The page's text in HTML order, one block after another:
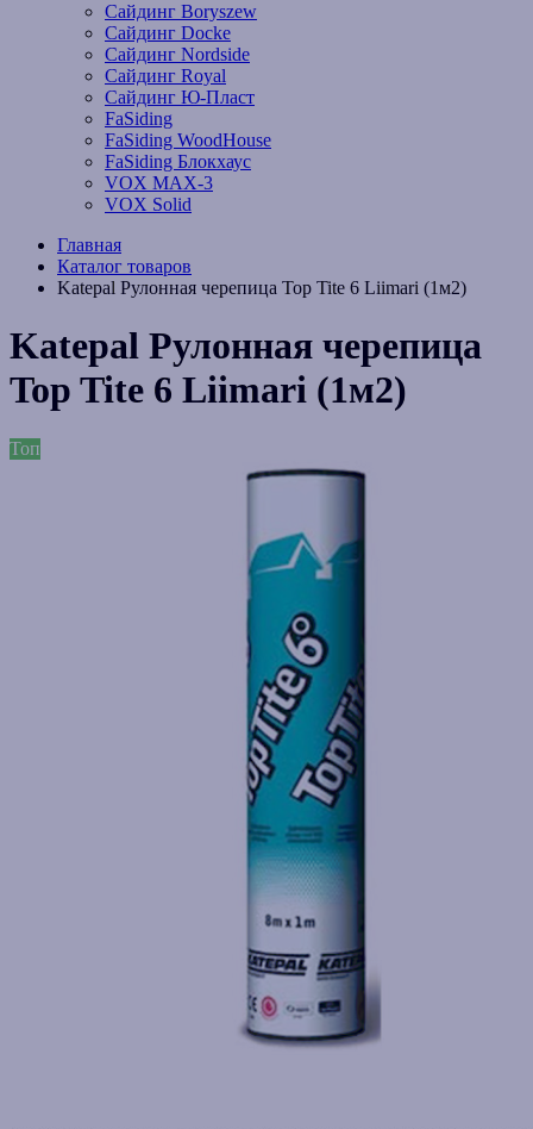
Сайдинг Boryszew
Сайдинг Docke
Сайдинг Nordside
Сайдинг Royal
Сайдинг Ю-Пласт
FaSiding
FaSiding WoodHouse
FaSiding Блокхаус
VOX MAX-3
VOX Solid
Главная
Каталог товаров
Katepal Рулонная черепица Top Tite 6 Liimari (1м2)
Katepal Рулонная черепица
Top Tite 6 Liimari (1м2)
Топ